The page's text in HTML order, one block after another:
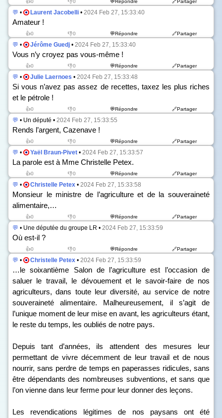
👍0 👎0 💬Répondre 🔗Partager
💬 • Laurent Jacobelli • 2024 Feb 27, 15:33:40
Amateur !
👍0 👎0 💬Répondre 🔗Partager
💬 • Jérôme Guedj • 2024 Feb 27, 15:33:40
Vous n’y croyez pas vous-même !
👍0 👎0 💬Répondre 🔗Partager
💬 • Julie Laernoes • 2024 Feb 27, 15:33:48
Si vous n’avez pas assez de recettes, taxez les plus riches
et le pétrole !
👍0 👎0 💬Répondre 🔗Partager
💬 • Un député • 2024 Feb 27, 15:33:55
Rends l’argent, Cazenave !
👍0 👎0 💬Répondre 🔗Partager
💬 • Yaël Braun-Pivet • 2024 Feb 27, 15:33:57
La parole est à Mme Christelle Petex.
👍0 👎0 💬Répondre 🔗Partager
💬 • Christelle Petex • 2024 Feb 27, 15:33:58
Monsieur le ministre de l’agriculture et de la souveraineté
alimentaire,…
👍0 👎0 💬Répondre 🔗Partager
💬 • Une députée du groupe LR • 2024 Feb 27, 15:33:59
Où est-il ?
👍0 👎0 💬Répondre 🔗Partager
💬 • Christelle Petex • 2024 Feb 27, 15:33:59
…le soixantième Salon de l’agriculture est l’occasion de
saluer le travail, le dévouement et le savoir-faire de nos
agriculteurs, dans toute leur diversité, au service de notre
souveraineté alimentaire. Malheureusement, il s’agit de
l’unique moment de leur mise en avant, les agriculteurs étant,
le reste du temps, les oubliés de notre pays.
Depuis tant d’années, ils attendent des mesures leur
permettant de vivre décemment de leur travail et de nous
nourrir, sans perdre de temps en paperasses ridicules, sans
être dépendants des nombreuses subventions, et sans que
l’on vienne dans leur ferme pour leur donner des leçons.
Les revendications légitimes de nos paysans ont été